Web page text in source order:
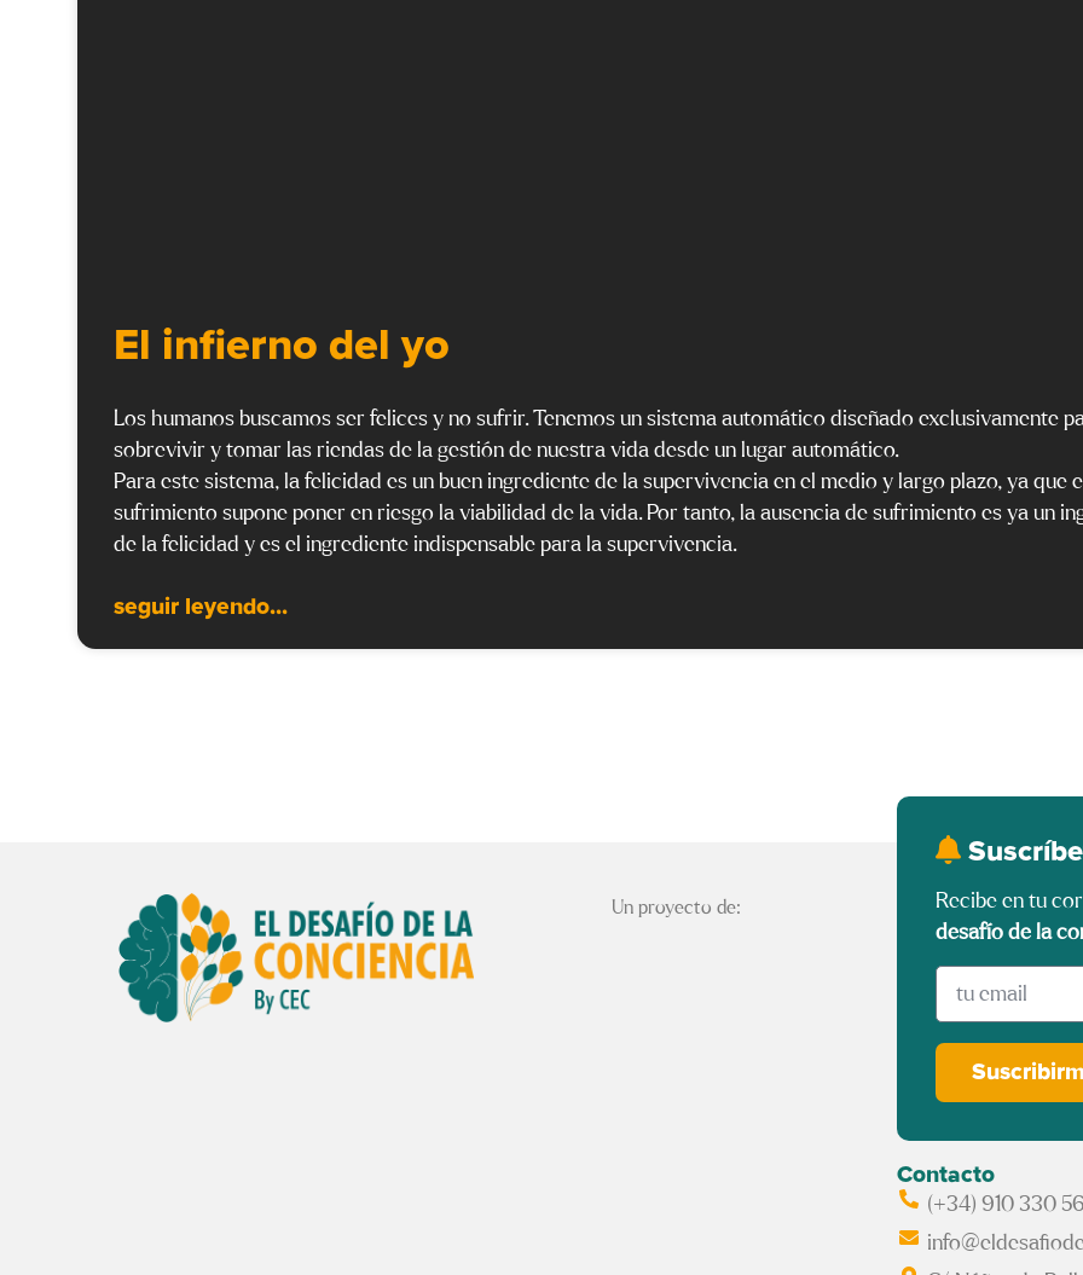
El infierno del yo
Los humanos buscamos ser felices y no sufrir. Tenemos un sistema automático diseñado exclusivamente
sobrevivir y tomar las riendas de la gestión de nuestra vida desde un lugar automático.
Para este sistema, la felicidad es un buen ingrediente de la supervivencia en el medio y largo plazo, ya que
sufrimiento supone poner en riesgo la viabilidad de la vida. Por tanto, la ausencia de sufrimiento es ya un
de la felicidad y es el ingrediente indispensable para la supervivencia.
seguir leyendo...
Un proyecto de: Recibe en tu
desafío de la
Contacto
(+34) 910 330